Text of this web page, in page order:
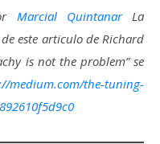
Marcial QuintanarLa
este articulo de Richard
is not the problem” se
medium.com/the-tuning-